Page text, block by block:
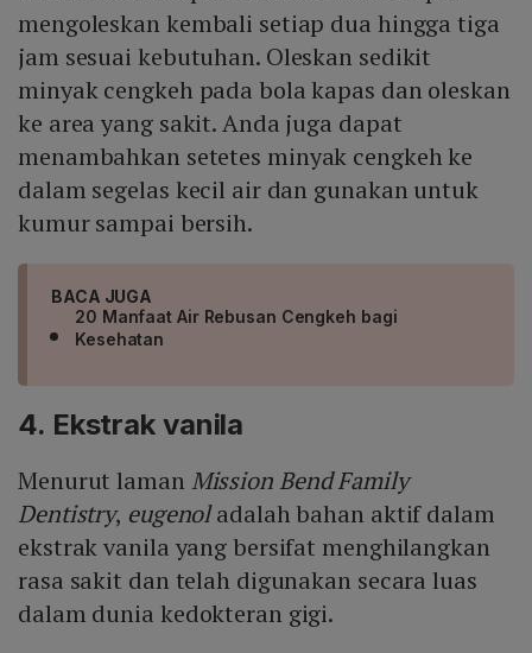
mengoleskan kembali setiap dua hingga tiga
jam sesuai kebutuhan. Oleskan sedikit
minyak cengkeh pada bola kapas dan oleskan
ke area yang sakit. Anda juga dapat
menambahkan setetes minyak cengkeh ke
dalam segelas kecil air dan gunakan untuk
kumur sampai bersih.
BACA JUGA
20 Manfaat Air Rebusan Cengkeh bagi
Kesehatan
4. Ekstrak vanila
Menurut laman Mission Bend Family
Dentistry, eugenoladalah bahan aktif dalam
ekstrak vanila yang bersifat menghilangkan
rasa sakit dan telah digunakan secara luas
dalam dunia kedokteran gigi.